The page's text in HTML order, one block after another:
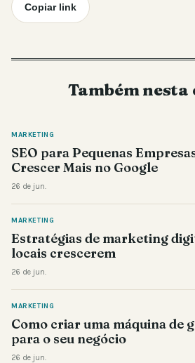
Copiar link
Também nesta
MARKETING
SEO para Pequenas
Crescer Mais no Google
26 de jun.
MARKETING
Estratégias de marketing
locais crescerem
26 de jun.
MARKETING
Como criar uma máquina de
para o seu negócio
26 de jun.